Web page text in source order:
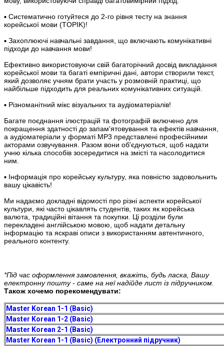
▪ Систематично готуйтеся до 2-го рівня тесту на знання
корейської мови (TOPIK)!
▪ Захоплюючі навчальні завдання, що включають комунікативні
підходи до навчання мови!
Ефективно використовуючи свій багаторічний досвід викладання
корейської мови та багаті емпіричні дані, автори створили текст,
який дозволяє учням брати участь у розмовній практиці, що
найбільше підходить для реальних комунікативних ситуацій.
▪ Різноманітний мікс візуальних та аудіоматеріалів!
Багате поєднання ілюстрацій та фотографій включено для
покращення здатності до запам'ятовування та ефектів навчання,
а аудіоматеріали у форматі MP3 представлені професійними
акторами озвучування. Разом вони об'єднуються, щоб надати
учню кілька способів зосередитися на змісті та насолодитися
ним.
▪ Інформація про корейську культуру, яка повністю задовольнить
вашу цікавість!
Ми надаємо докладні відомості про різні аспекти корейської
культури, які часто цікавлять студентів, таких як корейська
валюта, традиційні вітання та покупки. Ці розділи були
перекладені англійською мовою, щоб надати детальну
інформацію та яскраві описи з використанням автентичного,
реального контенту.
*Під час оформлення замовлення, вкажіть, будь ласка, Вашу
електронну пошту - саме на неї надійде лист із підручником.
Також хочемо порекомендувати:
Master Korean 1-1 (Basic)
Master Korean 1-2 (Basic)
Master Korean 2-1 (Basic)
Master Korean 1-1 (Basic) (Електронний підручник)